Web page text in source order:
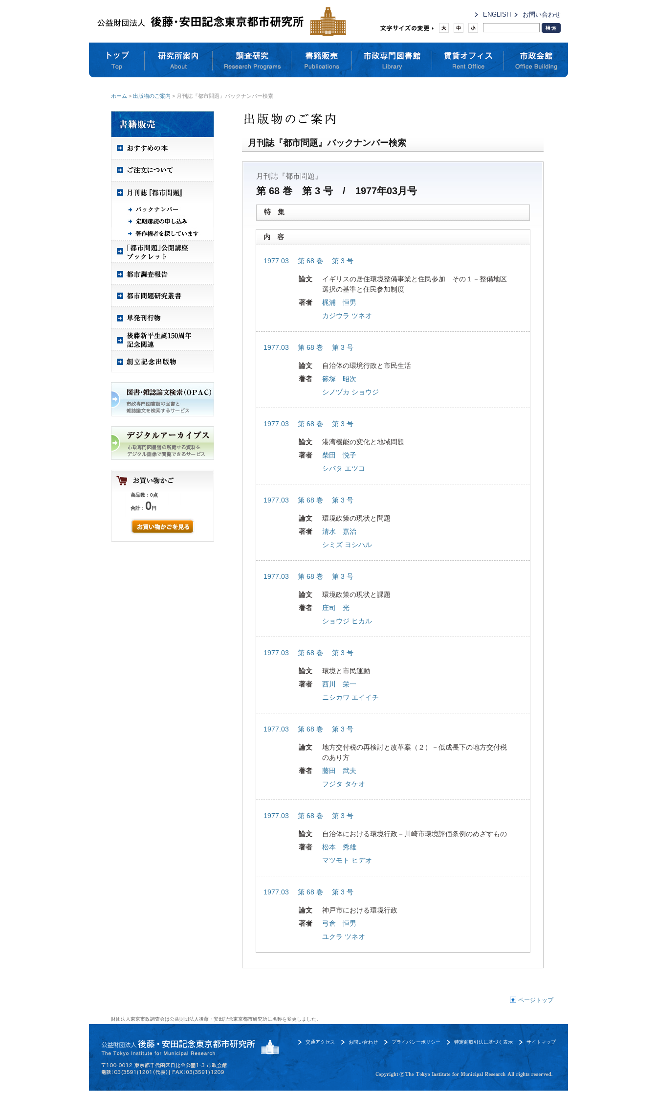
ENGLISH お問い合わせ
ホーム > 出版物のご案内 > 月刊誌『都市問題』バックナンバー検索
商品数：0点
合計： 0円
月刊誌『都市問題』バックナンバー検索
月刊誌『都市問題』
第 68 巻 第 3 号 / 1977年03月号
特 集
内 容
1977.03 第 68 巻 第 3 号
論文
イギリスの居住環境整備事業と住民参加 その１－整備地区
選択の基準と住民参加制度
著者
梶浦 恒男
カジウラ ツネオ
1977.03 第 68 巻 第 3 号
論文
自治体の環境行政と市民生活
著者
篠塚 昭次
シノヅカ ショウジ
1977.03 第 68 巻 第 3 号
論文
港湾機能の変化と地域問題
著者
柴田 悦子
シバタ エツコ
1977.03 第 68 巻 第 3 号
論文
環境政策の現状と問題
著者
清水 嘉治
シミズ ヨシハル
1977.03 第 68 巻 第 3 号
論文
環境政策の現状と課題
著者
庄司 光
ショウジ ヒカル
1977.03 第 68 巻 第 3 号
論文
環境と市民運動
著者
西川 栄一
ニシカワ エイイチ
1977.03 第 68 巻 第 3 号
論文
地方交付税の再検討と改革案（２）－低成長下の地方交付税
のあり方
著者
藤田 武夫
フジタ タケオ
1977.03 第 68 巻 第 3 号
論文
自治体における環境行政－川崎市環境評価条例のめざすもの
著者
松本 秀雄
マツモト ヒデオ
1977.03 第 68 巻 第 3 号
論文
神戸市における環境行政
著者
弓倉 恒男
ユクラ ツネオ
ページトップ
財団法人東京市政調査会は公益財団法人後藤・安田記念東京都市研究所に名称を変更しました。
サイトマップ
特定商取引法に基づく表示
プライバシーポリシー
お問い合わせ
交通アクセス